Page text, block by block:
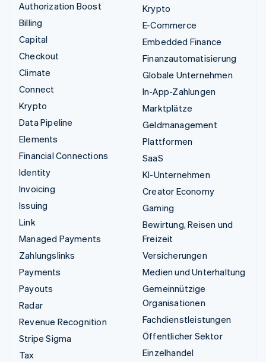
Authorization Boost
Billing
Capital
Checkout
Climate
Connect
Krypto
Data Pipeline
Elements
Financial Connections
Identity
Invoicing
Issuing
Link
Managed Payments
Zahlungslinks
Payments
Payouts
Radar
Revenue Recognition
Stripe Sigma
Tax
Krypto
E-Commerce
Embedded Finance
Finanzautomatisierung
Globale Unternehmen
In-App-Zahlungen
Marktplätze
Geldmanagement
Plattformen
SaaS
KI-Unternehmen
Creator Economy
Gaming
Bewirtung, Reisen und
Freizeit
Versicherungen
Medien und Unterhaltung
Gemeinnützige
Organisationen
Fachdienstleistungen
Öffentlicher Sektor
Einzelhandel